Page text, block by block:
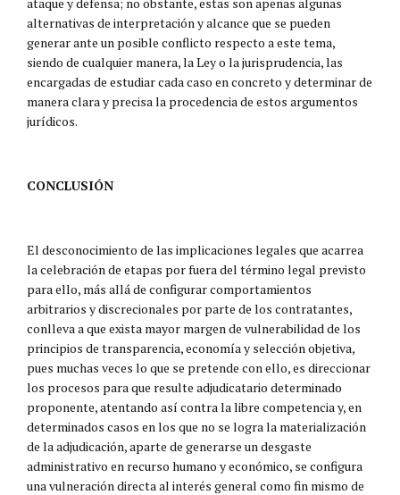
alternativas de interpretación y alcance que se pueden
generar ante un posible conflicto respecto a este tema,
siendo de cualquier manera, la Ley o la jurisprudencia, las
encargadas de estudiar cada caso en concreto y determinar de
manera clara y precisa la procedencia de estos argumentos
jurídicos.
CONCLUSIÓN
El desconocimiento de las implicaciones legales que acarrea
la celebración de etapas por fuera del término legal previsto
para ello, más allá de configurar comportamientos
arbitrarios y discrecionales por parte de los contratantes,
conlleva a que exista mayor margen de vulnerabilidad de los
principios de transparencia, economía y selección objetiva,
pues muchas veces lo que se pretende con ello, es direccionar
los procesos para que resulte adjudicatario determinado
proponente, atentando así contra la libre competencia y, en
determinados casos en los que no se logra la materialización
de la adjudicación, aparte de generarse un desgaste
administrativo en recurso humano y económico, se configura
una vulneración directa al interés general como fin mismo de